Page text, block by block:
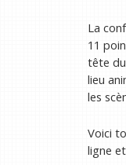
La
11
tête
lieu
les
Voici
ligne